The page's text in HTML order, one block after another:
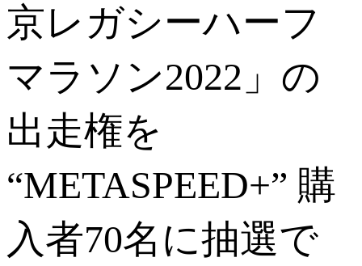
京レガシーハーフ
マラソン2022」の
出走権を
“METASPEED+” 購
入者70名に抽選で